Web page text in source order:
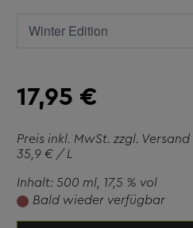
17,95 €
Preis inkl. MwSt. zzgl. Versand
35,9 € / L
Inhalt: 500 ml , 17,5 % vol
Bald wieder verfügbar